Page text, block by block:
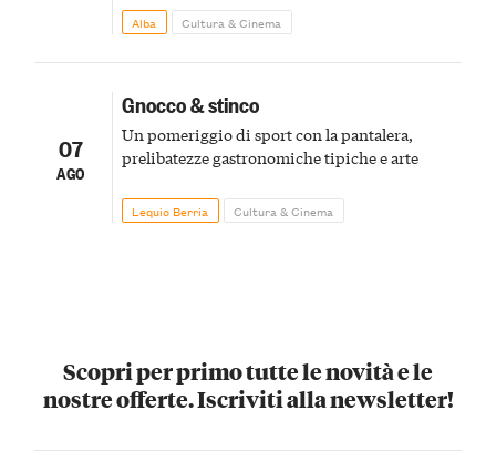
Alba Cultura & Cinema
07
AGO
Gnocco & stinco
Un pomeriggio di sport con la pantalera,
prelibatezze gastronomiche tipiche e arte
Lequio Berria Cultura & Cinema
Scopri per primo tutte le novità e le
nostre offerte. Iscriviti alla newsletter!